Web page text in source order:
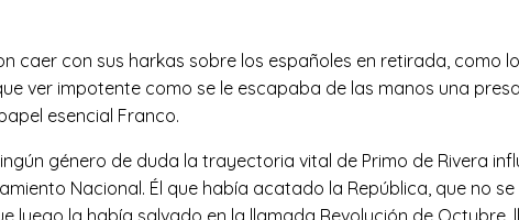
caer con sus harkas sobre los españoles en retirada,
ver impotente como se le escapaba de las manos una
esencial Franco.
género de duda la trayectoria vital de Primo de Rivera
Nacional. Él que había acatado la República, que no
luego la había salvado en la llamada Revolución de